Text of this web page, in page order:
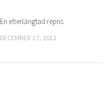
En efterlängtad repris
DECEMBER 17, 2012